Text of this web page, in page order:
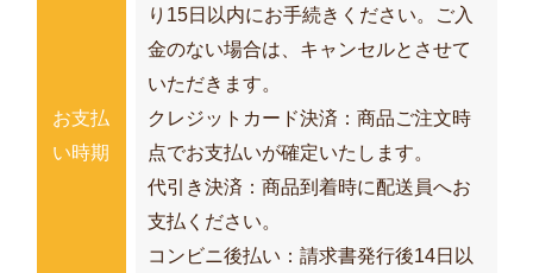
お支払
い時期
り15日以内にお手続きください。ご入
金のない場合は、キャンセルとさせて
いただきます。
クレジットカード決済：商品ご注文時
点でお支払いが確定いたします。
代引き決済：商品到着時に配送員へお
支払ください。
コンビニ後払い：請求書発行後14日以